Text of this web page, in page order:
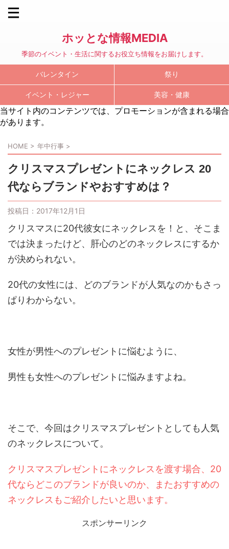
ホッとな情報MEDIA
季節のイベント・生活に関するお役立ち情報をお届けします。
バレンタイン 祭り
イベント・レジャー 美容・健康
当サイト内のコンテンツでは、プロモーションが含まれる場合
があります。
HOME > 年中行事 >
クリスマスプレゼントにネックレス 20
代ならブランドやおすすめは？
投稿日： 2017年12月1日
クリスマスに20代彼女にネックレスを！と、そこま
では決まったけど、肝心のどのネックレスにするか
が決められない。
20代の女性には、どのブランドが人気なのかもさっ
ぱりわからない。
女性が男性へのプレゼントに悩むように、
男性も女性へのプレゼントに悩みますよね。
そこで、今回はクリスマスプレゼントとしても人気
のネックレスについて。
クリスマスプレゼントにネックレスを渡す場合、20
代ならどこのブランドが良いのか、またおすすめの
ネックレスもご紹介したいと思います。
スポンサーリンク